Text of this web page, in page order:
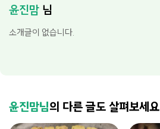
윤진맘 님
소개글이 없습니다.
윤진맘님의 다른 글도 살펴보세요